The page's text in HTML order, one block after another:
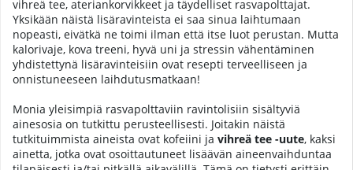
vihreä tee, ateriankorvikkeet ja täydelliset rasvapolttajat.
Yksikään näistä lisäravinteista ei saa sinua laihtumaan
nopeasti, eivätkä ne toimi ilman että itse luot perustan. Mutta
kalorivaje, kova treeni, hyvä uni ja stressin vähentäminen
yhdistettynä lisäravinteisiin ovat resepti terveelliseen ja
onnistuneeseen laihdutusmatkaan!
Monia yleisimpiä rasvapolttaviin ravintolisiin sisältyviä
ainesosia on tutkittu perusteellisesti. Joitakin näistä
tutkituimmista aineista ovat kofeiini ja vihreä tee -uute, kaksi
ainetta, jotka ovat osoittautuneet lisäävän aineenvaihduntaa